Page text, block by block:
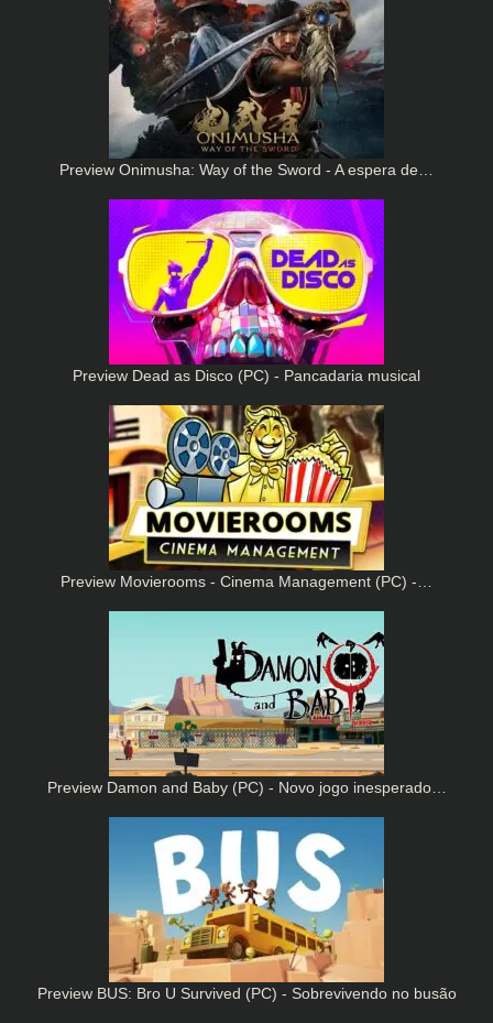
Preview Onimusha: Way of the Sword - A espera de…
Preview Dead as Disco (PC) - Pancadaria musical
Preview Movierooms - Cinema Management (PC) -…
Preview Damon and Baby (PC) - Novo jogo inesperado…
Preview BUS: Bro U Survived (PC) - Sobrevivendo no busão